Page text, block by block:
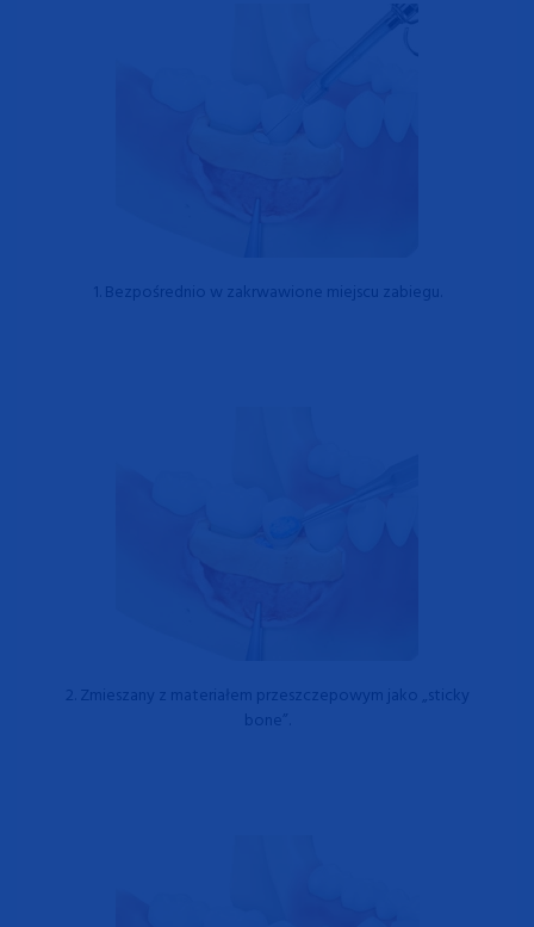
1. Bezpośrednio w zakrwawione miejscu zabiegu.
2. Zmieszany z materiałem przeszczepowym jako „sticky
bone”.